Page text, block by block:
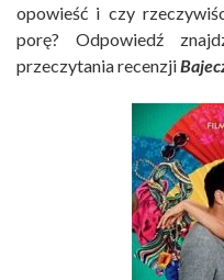
opowieść i czy
porę? Odpowiedź
przeczytania recenzji